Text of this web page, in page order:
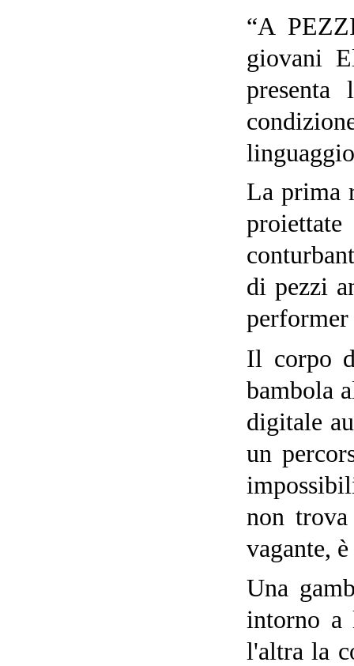
“A
giovani
presenta
La prima
di pezzi
performer
Il corpo
bambola
digitale
un
non
vagante,
Una
intorno a
l'altra la